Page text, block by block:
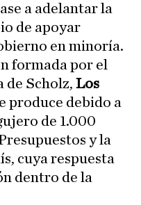
a adelantar la
de apoyar
en minoría.
formada por el
Scholz, Los
produce debido a
de 1.000
y la
cuya respuesta
dentro de la